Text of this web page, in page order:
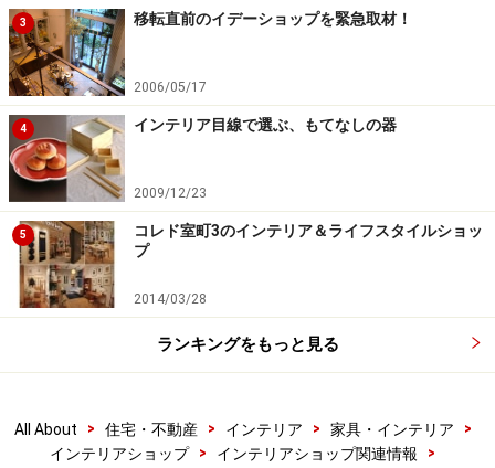
3 移転直前のイデーショップを緊急取材！
2006/05/17
4 インテリア目線で選ぶ、もてなしの器
2009/12/23
5
コレド室町3のインテリア＆ライフスタイルショッ
プ
2014/03/28
ランキングをもっと見る
All About > 住宅・不動産 > インテリア > 家具・インテリア
>
インテリアショップ
> インテリアショップ関連情報
>